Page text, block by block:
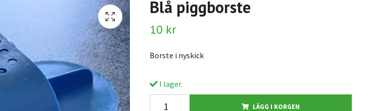
Blå piggborste
10 kr
Borste i nyskick
I lager.
LÄGG I KORGEN